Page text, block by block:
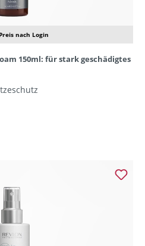
nach Login
150ml: für stark geschädigtes